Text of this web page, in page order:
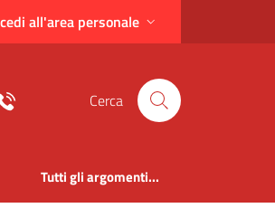
all'area personale
Cerca
Tutti gli argomenti...